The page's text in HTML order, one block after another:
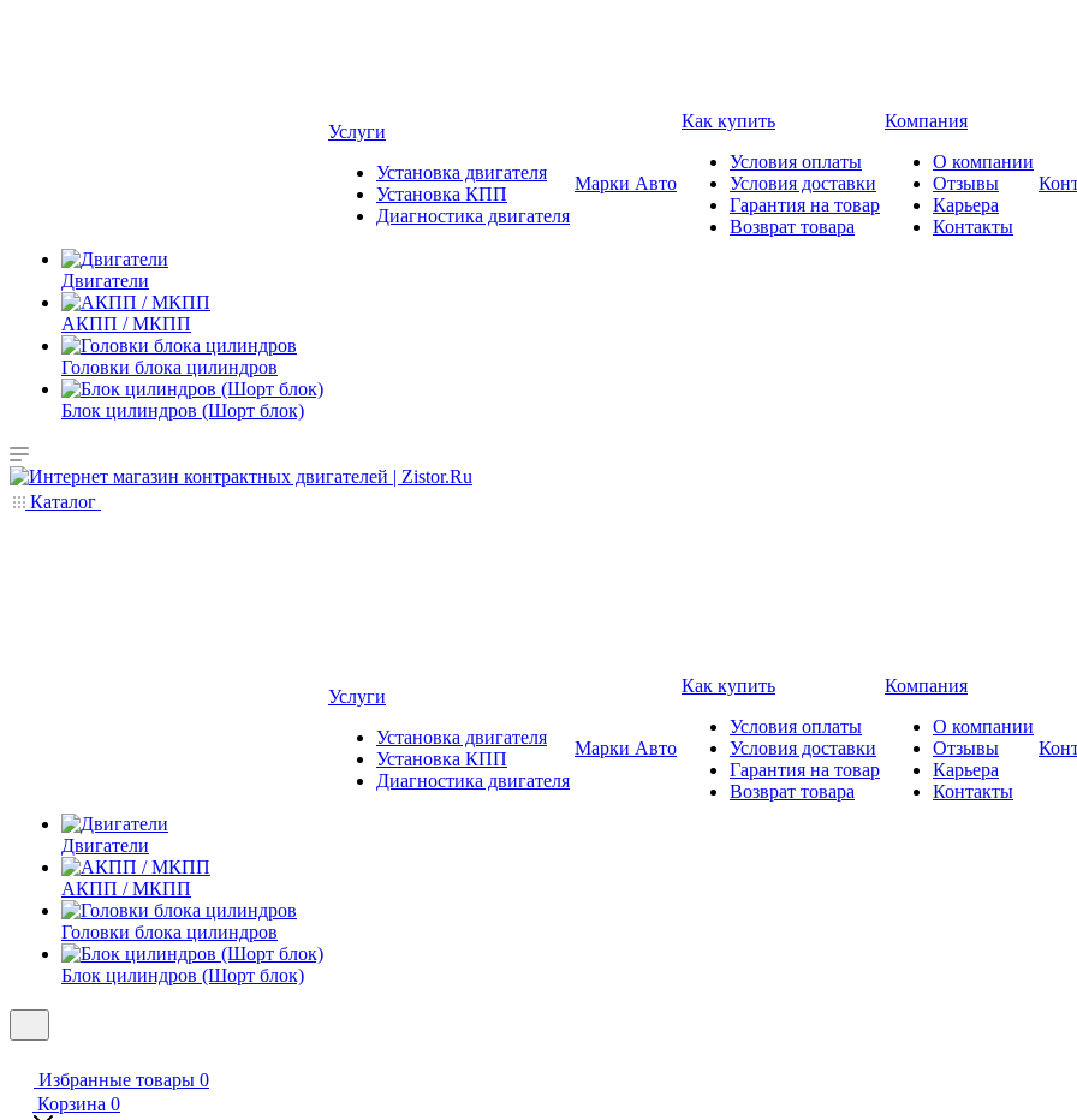
Двигатели
АКПП / МКПП
Головки блока цилиндров
Блок цилиндров (Шорт блок)
Услуги
Установка двигателя
Установка КПП
Диагностика двигателя
Марки Авто
Как купить
Условия оплаты
Условия доставки
Гарантия на товар
Возврат товара
Компания
О компании
Отзывы
Карьера
Контакты
Каталог
Двигатели
АКПП / МКПП
Головки блока цилиндров
Блок цилиндров (Шорт блок)
Услуги
Установка двигателя
Установка КПП
Диагностика двигателя
Марки Авто
Как купить
Условия оплаты
Условия доставки
Гарантия на товар
Возврат товара
Компания
О компании
Отзывы
Карьера
Контакты
Избранные товары 0
Корзина 0